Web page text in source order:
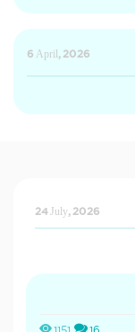
6 April, 2026
24 July, 2026